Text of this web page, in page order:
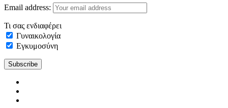
Email address:
Τι σας ενδιαφέρει
Γυναικολογία
Εγκυμοσύνη